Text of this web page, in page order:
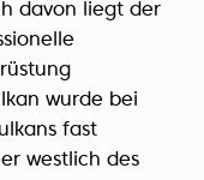
davon liegt der
wurde bei
fast
westlich des